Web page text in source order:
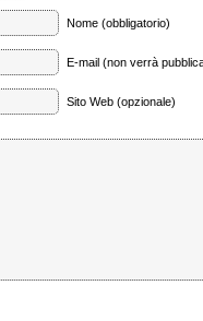
Nome (obbligatorio)
E-mail (non verrà
Sito Web (opzionale)